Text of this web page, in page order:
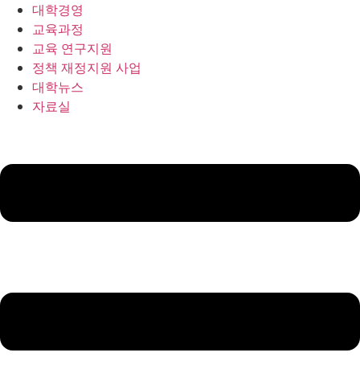
대학경영
교육과정
교육 연구지원
정책 재정지원 사업
대학뉴스
자료실